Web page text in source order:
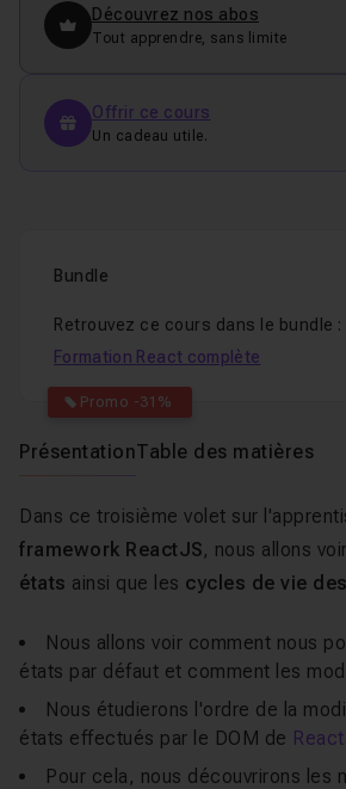
Découvrez nos abos
Tout apprendre, sans limite
Offrir ce cours
Un cadeau utile.
Bundle
Retrouvez ce cours dans le bundle :
Promo -31%
Formation React complète
PrésentationTable des matières
Dans ce troisième volet sur
framework ReactJS, nous allons
états ainsi que les cycles de vie
Nous allons voir comment nous
états par défaut et comment les
Nous étudierons l'ordre de la
états effectués par le DOM de React
Pour cela, nous découvrirons les